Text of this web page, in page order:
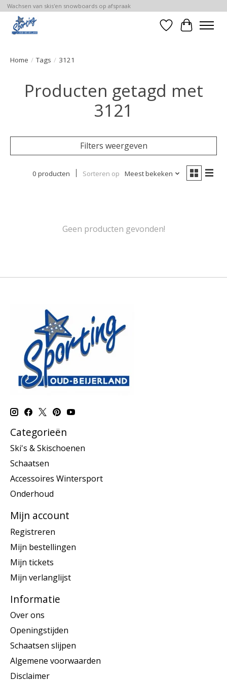
Wachsen van skis'en snowboards op afspraak
Verlanglijst
Home / Tags / 3121
Producten getagd met
3121
Filters weergeven
0 producten Sorteren op Meest bekeken
Geen producten gevonden!
Categorieën
Ski's & Skischoenen
Schaatsen
Accessoires Wintersport
Onderhoud
Mijn account
Registreren
Mijn bestellingen
Mijn tickets
Mijn verlanglijst
Informatie
Over ons
Openingstijden
Schaatsen slijpen
Algemene voorwaarden
Disclaimer